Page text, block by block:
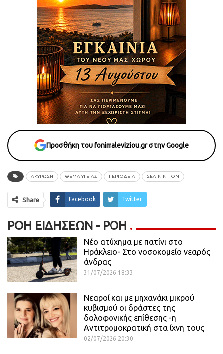
Προσθήκη του fonimaleviziou.gr στην Google
ΑΚΥΡΩΣΗ ΘΕΜΑ ΥΓΕΙΑΣ ΠΕΡΙΟΔΕΙΑ ΣΕΛΙΝ ΝΤΙΟΝ
Share Facebook Twitter
ΡΟΉ ΕΙΔΉΣΕΩΝ - ΡΟΗ
Νέο ατύχημα με πατίνι στο
Ηράκλειο- Στο νοσοκομείο νεαρός
άνδρας
31/07/2026 18:33
Νεαροί και με μηχανάκι μικρού
κυβισμού οι δράστες της
δολοφονικής επίθεσης -η
Αντιτρομοκρατική στα ίχνη τους
02/07/2026 20:30